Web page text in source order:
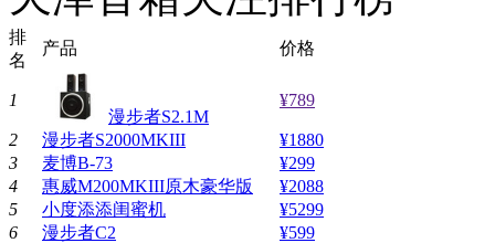
排
名
产品 价格
1
漫步者S2.1M
¥789
2 漫步者S2000MKIII
¥1880
3
麦博B-73
¥299
4
惠威M200MKIII原木豪华版
¥2088
5
小度添添闺蜜机
¥5299
6
漫步者C2
¥599